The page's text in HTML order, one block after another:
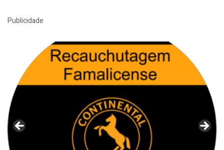
Publicidade